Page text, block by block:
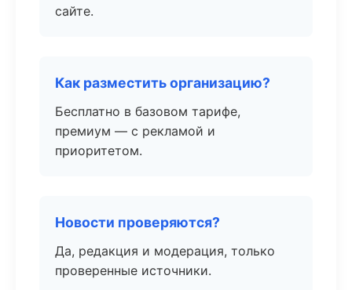
сайте.
Как разместить организацию?
Бесплатно в базовом тарифе,
премиум — с рекламой и
приоритетом.
Новости проверяются?
Да, редакция и модерация, только
проверенные источники.